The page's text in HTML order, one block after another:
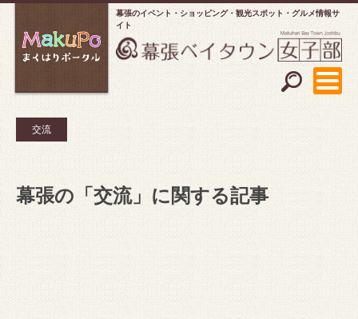
幕張のイベント・ショッピング
観光スポット・グルメ情報サ
イト
交流
幕張の「交流」に関する記事